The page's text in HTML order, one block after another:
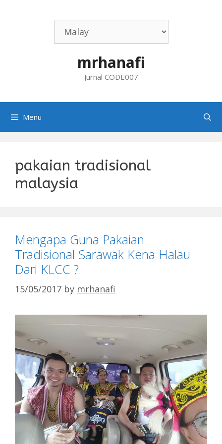
mrhanafi
Jurnal CODE007
Menu
pakaian tradisional
malaysia
Mengapa Guna Pakaian
Tradisional Sarawak Kena Halau
Dari KLCC ?
15/05/2017 by mrhanafi